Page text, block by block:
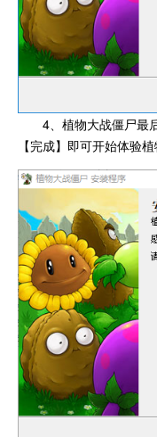
4、植物大战僵尸最
【完成】即可开始体验